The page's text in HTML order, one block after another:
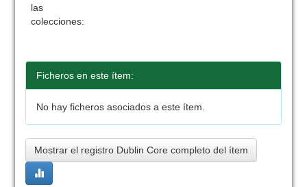
las
colecciones:
Ficheros en este ítem:
No hay ficheros asociados a este ítem.
Mostrar el registro Dublin Core completo del ítem